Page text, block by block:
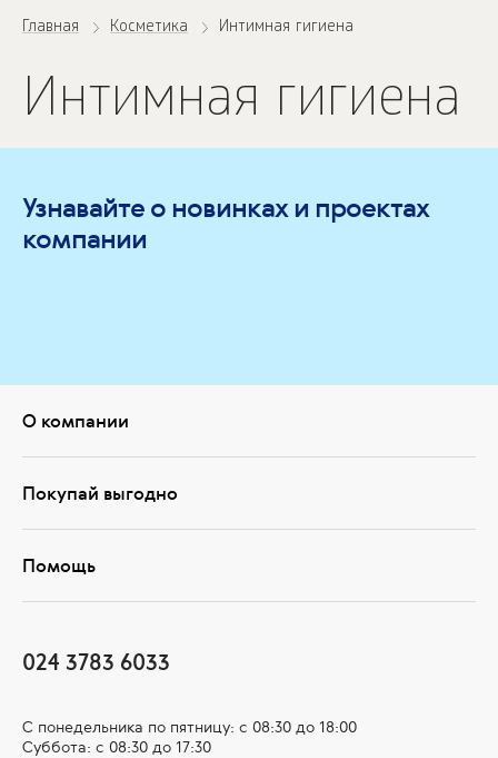
Главная Косметика Интимная гигиена
Интимная гигиена
Узнавайте о новинках и проектах
компании
О компании
Покупай выгодно
Помощь
024 3783 6033
С понедельника по пятницу: с 08:30 до 18:00
Суббота: с 08:30 до 17:30